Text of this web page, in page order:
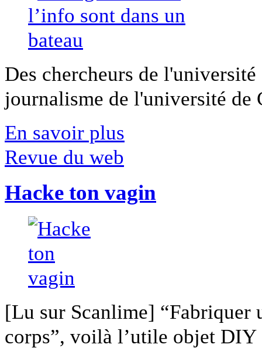
Des chercheurs de
journalisme de l'université
En savoir plus
Revue du web
Hacke ton vagin
[Lu sur Scanlime] “Fabriquer
corps”, voilà l’utile objet